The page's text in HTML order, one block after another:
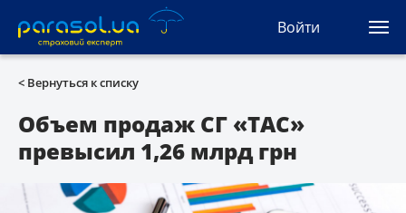
Войти
(093) 170-33-90
Ua En
Все сервисы
Автогражданка
Зеленая карта
< Вернуться к списку
Объем продаж СГ «ТАС»
превысил 1,26 млрд грн